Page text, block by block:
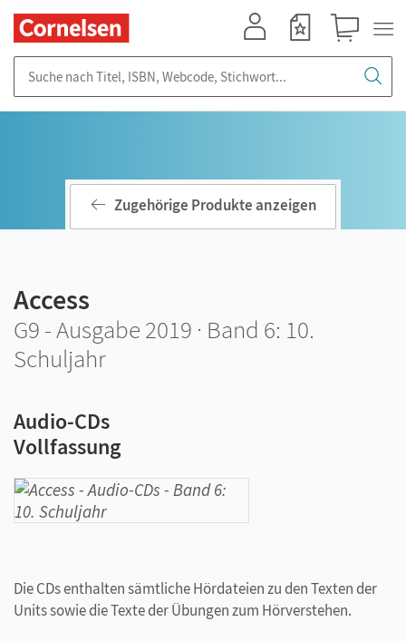
Zugehörige Produkte anzeigen
Access
G9 - Ausgabe 2019 · Band 6: 10.
Schuljahr
Audio-CDs
Vollfassung
Die CDs enthalten sämtliche Hördateien zu den Texten der
Units sowie die Texte der Übungen zum Hörverstehen.